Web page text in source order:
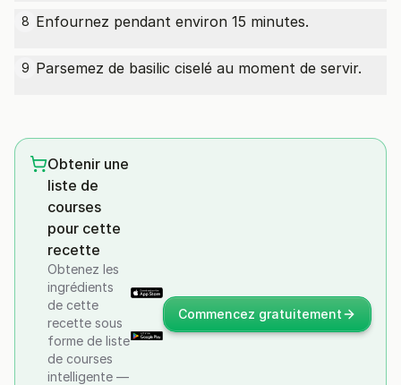
8 Enfournez pendant environ 15 minutes.
9 Parsemez de basilic ciselé au moment de servir.
Obtenir une
liste de
courses
pour cette
recette
Obtenez les
ingrédients
de cette
recette sous
forme de liste
de courses
intelligente —
Commencez gratuitement